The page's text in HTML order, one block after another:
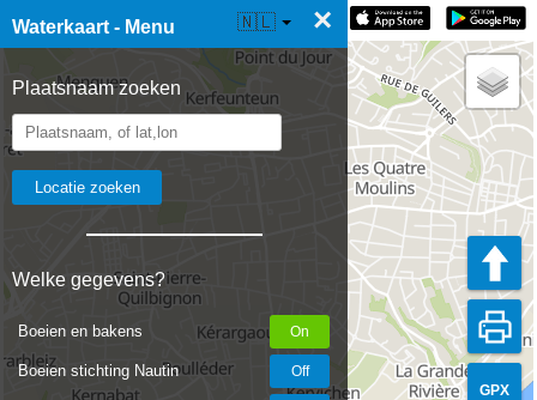
Waterkaart - Menu ×
Plaatsnaam zoeken
Welke gegevens?
Boeien en bakens
Boeien stichting Nautin
☰ Waterkaart Live 🇳🇱
GPX